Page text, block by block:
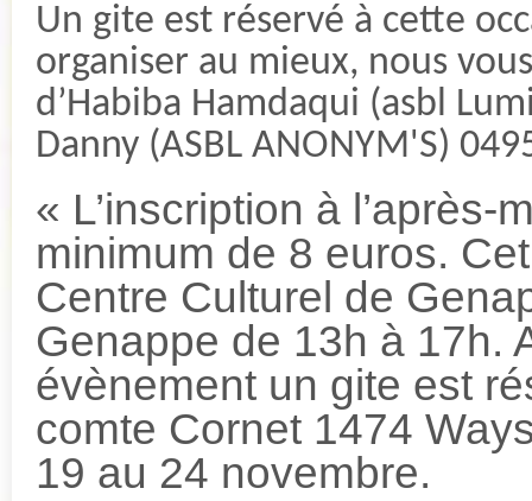
Un gite est réservé à cette
organiser au mieux, nous
d’Habiba Hamdaqui (asbl
Danny (ASBL ANONYM'S)
« L’inscription à
minimum de 8 euros.
Centre Culturel de
Genappe de 13h à 17h.
évènement un gite est
comte Cornet 1474
19 au 24 novembre.